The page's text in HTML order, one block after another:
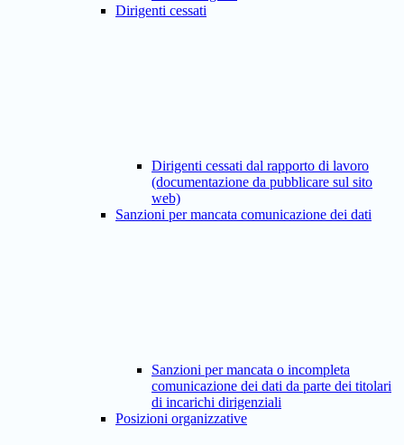
Dirigenti cessati
Dirigenti cessati dal rapporto di lavoro
(documentazione da pubblicare sul sito
web)
Sanzioni per mancata comunicazione dei dati
Sanzioni per mancata o incompleta
comunicazione dei dati da parte dei titolari
di incarichi dirigenziali
Posizioni organizzative